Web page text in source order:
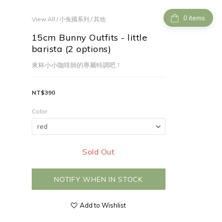
items
View All /小兔國系列 /其他
15cm Bunny Outfits - little
barista (2 options)
來杯小小咖啡師的專屬特調吧！
NT$390
Color
Sold Out
NOTIFY WHEN IN STOCK
Add to Wishlist